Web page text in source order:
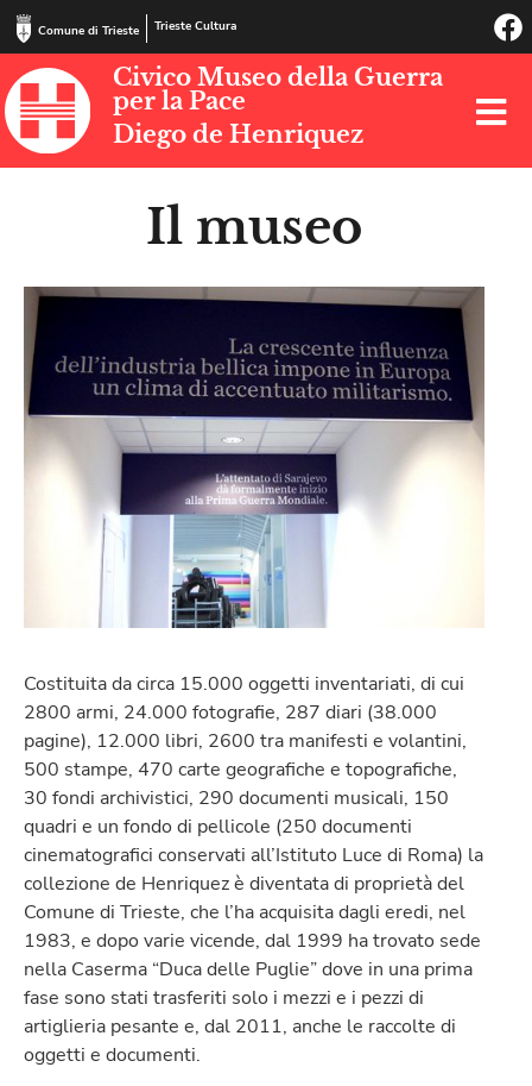
Comune di Trieste Trieste Cultura
Civico Museo della Guerra
per la Pace
Diego de Henriquez
Il museo
Costituita da circa 15.000 oggetti inventariati, di cui
2800 armi, 24.000 fotografie, 287 diari (38.000
pagine), 12.000 libri, 2600 tra manifesti e volantini,
500 stampe, 470 carte geografiche e topografiche,
30 fondi archivistici, 290 documenti musicali, 150
quadri e un fondo di pellicole (250 documenti
cinematografici conservati all’Istituto Luce di Roma) la
collezione de Henriquez è diventata di proprietà del
Comune di Trieste, che l’ha acquisita dagli eredi, nel
1983, e dopo varie vicende, dal 1999 ha trovato sede
nella Caserma “Duca delle Puglie” dove in una prima
fase sono stati trasferiti solo i mezzi e i pezzi di
artiglieria pesante e, dal 2011, anche le raccolte di
oggetti e documenti.